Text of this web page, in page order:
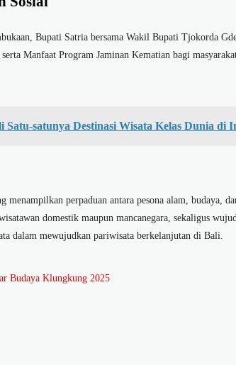
Bupati Satria bersama Wakil Bupati Tjokorda
Manfaat Program Jaminan Kematian bagi
Satu-satunya Destinasi Wisata Kelas Dunia di
menampilkan perpaduan antara pesona alam, budaya,
domestik maupun mancanegara, sekaligus
dalam mewujudkan pariwisata berkelanjutan di Bali.
Budaya Klungkung 2025